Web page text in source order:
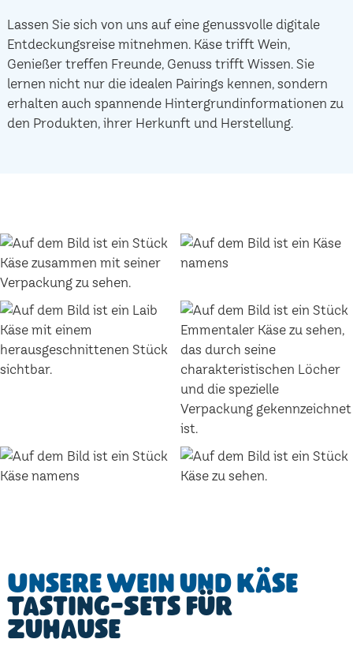
Lassen Sie sich von uns auf eine genussvolle digitale
Entdeckungsreise mitnehmen. Käse trifft Wein,
Genießer treffen Freunde, Genuss trifft Wissen. Sie
lernen nicht nur die idealen Pairings kennen, sondern
erhalten auch spannende Hintergrundinformationen zu
den Produkten, ihrer Herkunft und Herstellung.
Unsere Wein und Käse
Tasting-Sets für
Zuhause